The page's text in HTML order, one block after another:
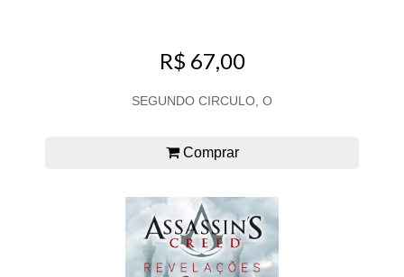
R$ 67,00
SEGUNDO CIRCULO, O
Comprar